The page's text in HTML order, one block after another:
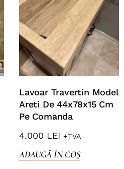
Lavoar Travertin Model
Areti De 44x78x15 Cm
Pe Comanda
4.000 LEI +TVA
ADAUGĂ ÎN COȘ